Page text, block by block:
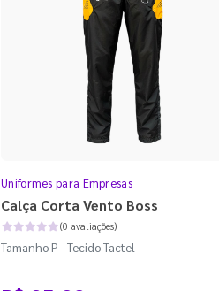
Uniformes para Empresas
Calça Corta Vento Boss
(0 avaliações)
Tamanho P - Tecido Tactel